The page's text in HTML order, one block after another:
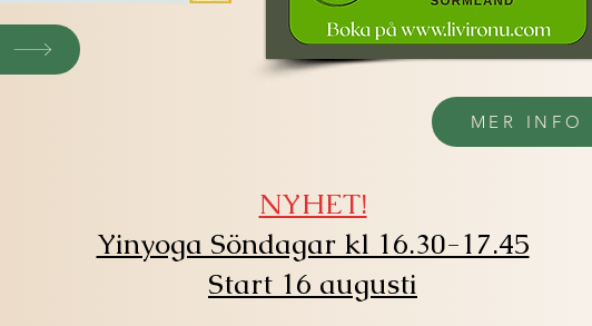
MER INFO
NYHET!
Yinyoga Söndagar kl 16.30-17.45
Start 16 augusti